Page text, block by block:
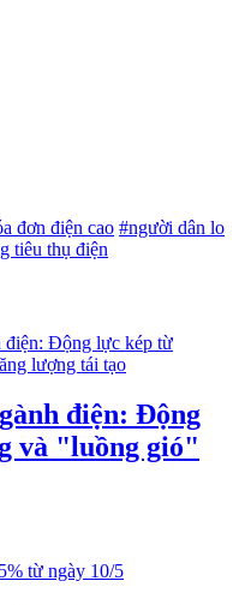
đơn điện cao #người dân lo
tiêu thụ điện
điện: Động
và "luồng gió"